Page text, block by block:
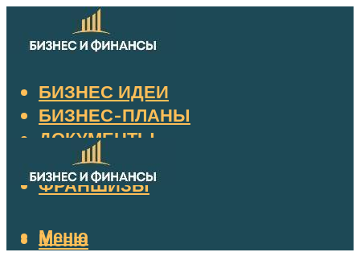
БИЗНЕС ИДЕИ
БИЗНЕС-ПЛАНЫ
ДОКУМЕНТЫ
НАЛОГИ
ФРАНШИЗЫ
Меню
Меню